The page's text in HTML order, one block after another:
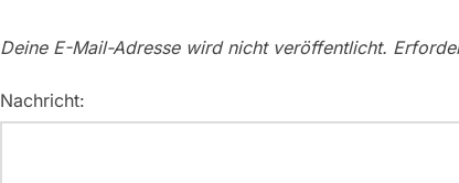
Deine E-Mail-Adresse wird nicht veröffentlicht.
Nachricht: